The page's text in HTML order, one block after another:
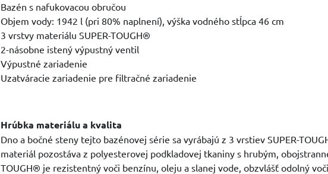
Bazén s nafukovacou obručou
Objem vody: 1942 l (pri 80% naplnení), výška vodného stĺpca 46 cm
3 vrstvy materiálu SUPER-TOUGH®
2-násobne istený výpustný ventil
Výpustné zariadenie
Uzatváracie zariadenie pre filtračné zariadenie
Hrúbka materiálu a kvalita
Dno a bočné steny tejto bazénovej série sa vyrábajú z 3 vrstiev SUPER-
materiál pozostáva z polyesterovej podkladovej tkaniny s hrubým,
TOUGH® je rezistentný voči benzínu, oleju a slanej vode, obzvlášť odolný